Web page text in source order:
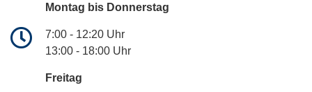
Montag bis Donnerstag
7:00 - 12:20 Uhr
13:00 - 18:00 Uhr
Freitag